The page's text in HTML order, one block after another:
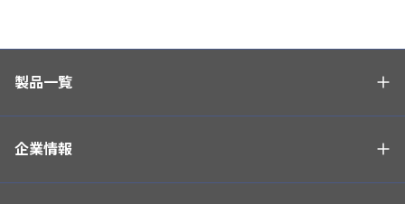
製品一覧
企業情報